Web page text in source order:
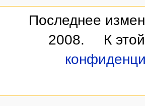
Последнее
2008.
К